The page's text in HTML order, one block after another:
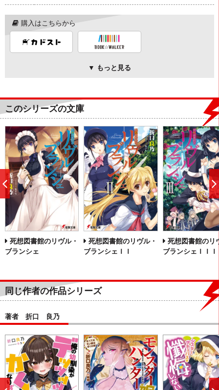
購入はこちらから
▼ もっと見る
このシリーズの文庫
死想図書館のリヴル・
ブランシェ
死想図書館のリヴル・
ブランシェＩＩ
死想図書館のリ
ブランシェＩＩＩ
前
同じ作者の作品シリーズ
著者 折口 良乃